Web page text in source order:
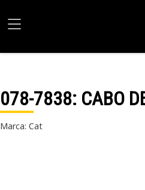
078-7838: CABO
Marca: Cat